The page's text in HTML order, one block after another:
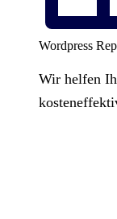
Wordpress
Wir helfen